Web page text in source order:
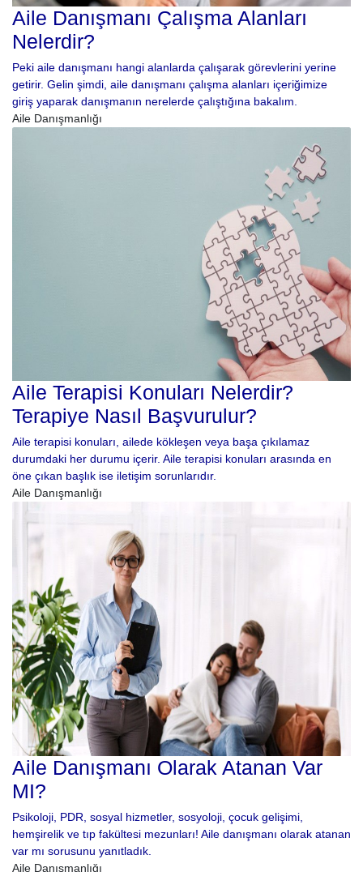
Aile Danışmanı Çalışma Alanları
Nelerdir?
Peki aile danışmanı hangi alanlarda çalışarak görevlerini yerine
getirir. Gelin şimdi, aile danışmanı çalışma alanları içeriğimize
giriş yaparak danışmanın nerelerde çalıştığına bakalım.
Aile Danışmanlığı
Aile Terapisi Konuları Nelerdir?
Terapiye Nasıl Başvurulur?
Aile terapisi konuları, ailede kökleşen veya başa çıkılamaz
durumdaki her durumu içerir. Aile terapisi konuları arasında en
öne çıkan başlık ise iletişim sorunlarıdır.
Aile Danışmanlığı
Aile Danışmanı Olarak Atanan Var
MI?
Psikoloji, PDR, sosyal hizmetler, sosyoloji, çocuk gelişimi,
hemşirelik ve tıp fakültesi mezunları! Aile danışmanı olarak atanan
var mı sorusunu yanıtladık.
Aile Danışmanlığı